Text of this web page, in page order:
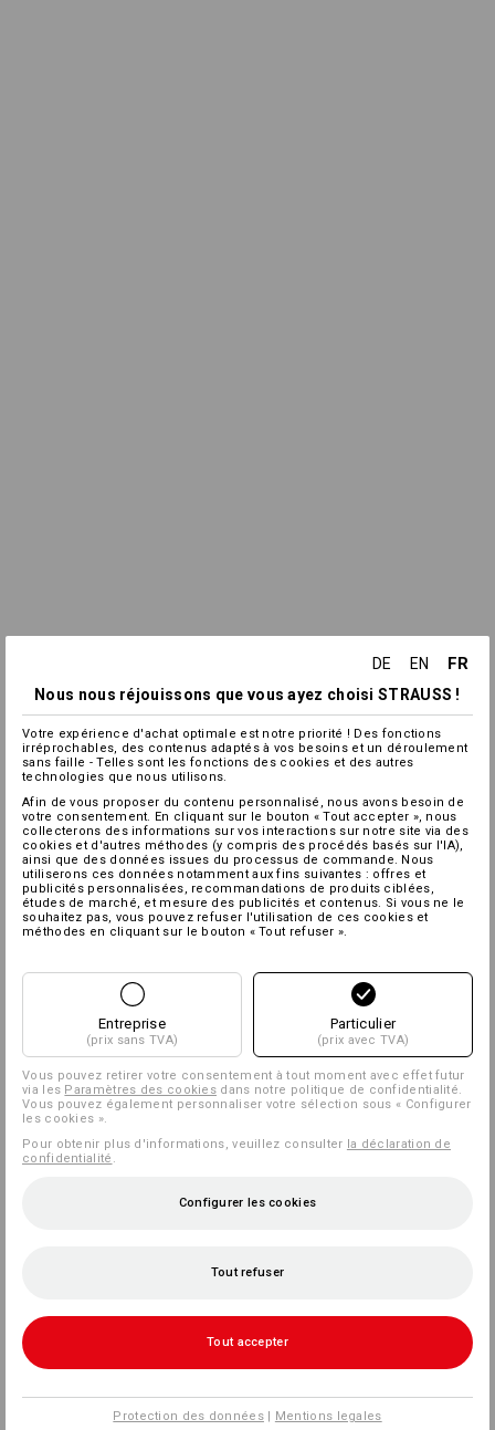
DE EN FR
Nous nous réjouissons que vous ayez choisi STRAUSS !
Votre expérience d'achat optimale est notre priorité ! Des fonctions
irréprochables, des contenus adaptés à vos besoins et un déroulement
sans faille - Telles sont les fonctions des cookies et des autres
technologies que nous utilisons.
Afin de vous proposer du contenu personnalisé, nous avons besoin de
votre consentement. En cliquant sur le bouton « Tout accepter », nous
collecterons des informations sur vos interactions sur notre site via des
cookies et d'autres méthodes (y compris des procédés basés sur l'IA),
ainsi que des données issues du processus de commande. Nous
utiliserons ces données notamment aux fins suivantes : offres et
publicités personnalisées, recommandations de produits ciblées,
études de marché, et mesure des publicités et contenus. Si vous ne le
souhaitez pas, vous pouvez refuser l'utilisation de ces cookies et
méthodes en cliquant sur le bouton « Tout refuser ».
Entreprise
(prix sans TVA)
Particulier
(prix avec TVA)
Vous pouvez retirer votre consentement à tout moment avec effet futur
via les Paramètres des cookies dans notre politique de confidentialité.
Vous pouvez également personnaliser votre sélection sous « Configurer
les cookies ».
Pour obtenir plus d'informations, veuillez consulter la déclaration de
confidentialité .
Configurer les cookies
Tout refuser
Tout accepter
Protection des données| Mentions legales